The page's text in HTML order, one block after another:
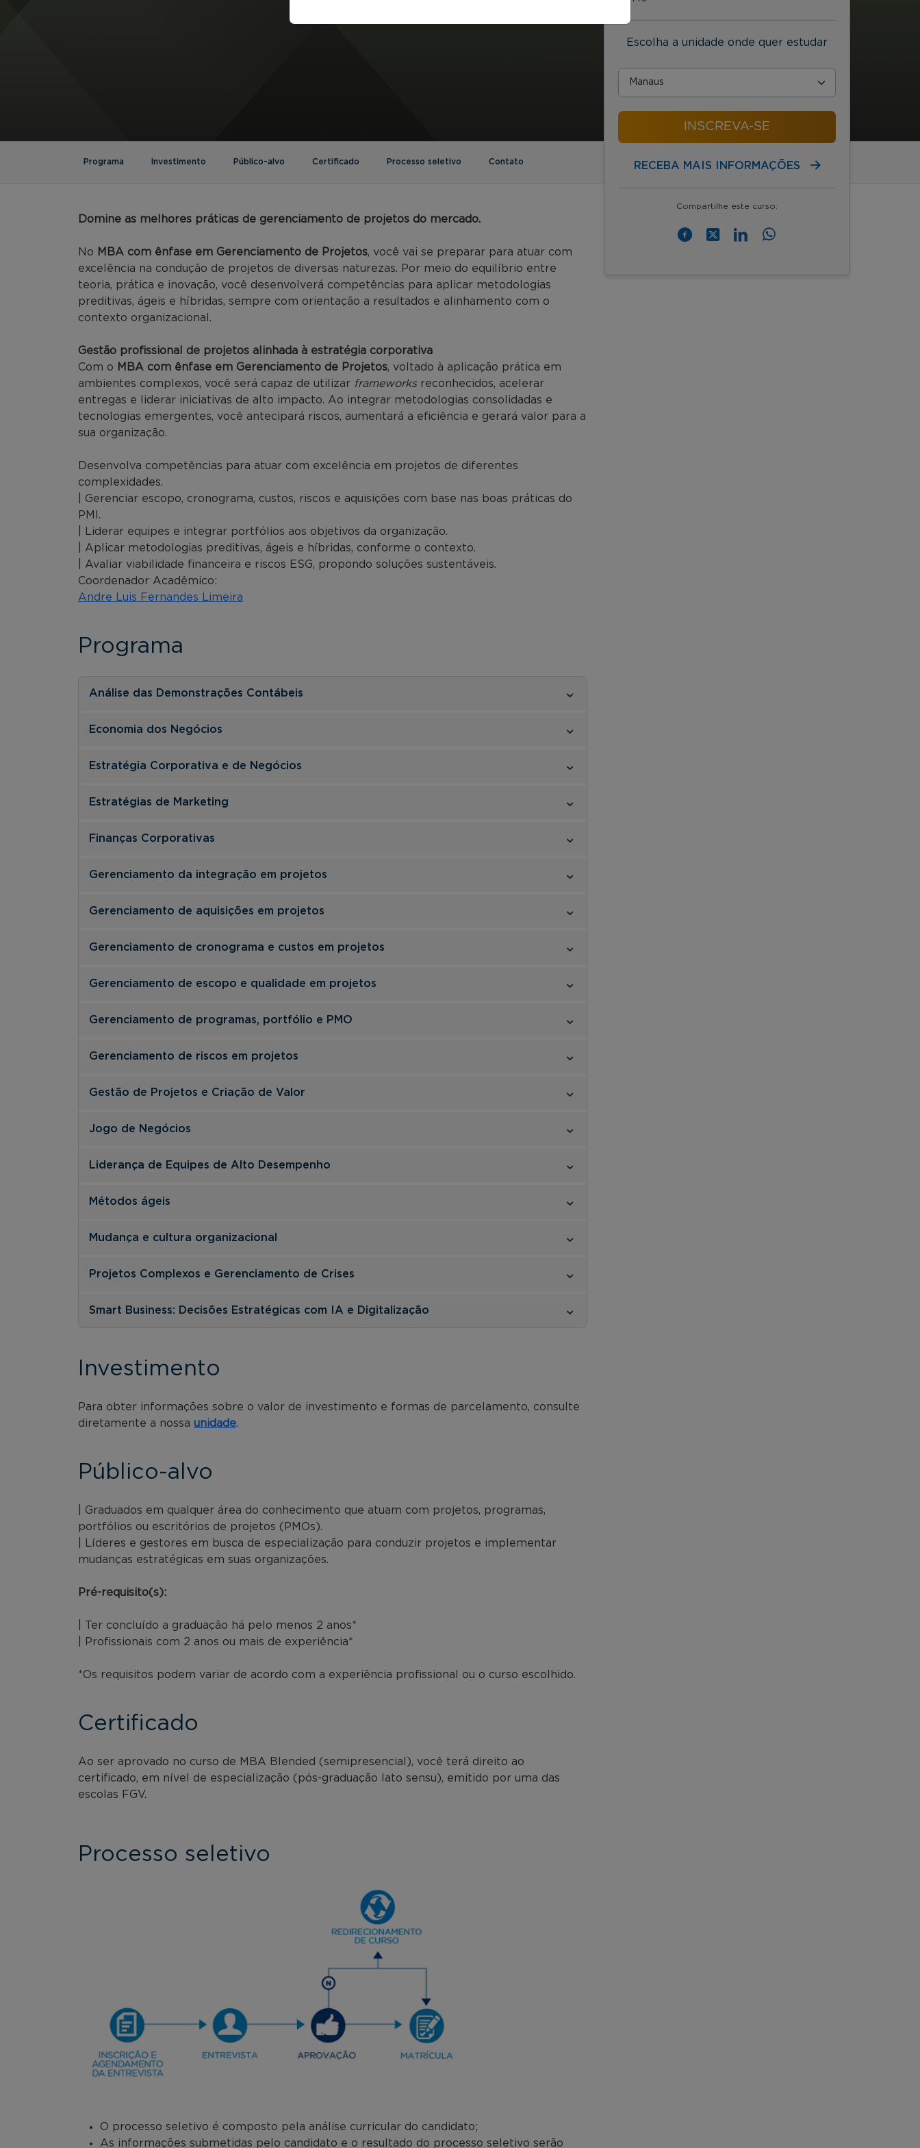
Escolha a unidade onde quer estudar
INSCREVA-SE
RECEBA MAIS INFORMAÇÕES
Compartilhe este curso:
Programa Investimento Público-alvo Certificado Processo seletivo Contato
Domine as melhores práticas de gerenciamento de projetos do mercado.
No MBA com ênfase em Gerenciamento de Projetos, você vai se preparar para atuar com
excelência na condução de projetos de diversas naturezas. Por meio do equilíbrio entre
teoria, prática e inovação, você desenvolverá competências para aplicar metodologias
preditivas, ágeis e híbridas, sempre com orientação a resultados e alinhamento com o
contexto organizacional.
Gestão profissional de projetos alinhada à estratégia corporativa
Com o MBA com ênfase em Gerenciamento de Projetos, voltado à aplicação prática em
ambientes complexos, você será capaz de utilizar frameworksreconhecidos, acelerar
entregas e liderar iniciativas de alto impacto. Ao integrar metodologias consolidadas e
tecnologias emergentes, você antecipará riscos, aumentará a eficiência e gerará valor para a
sua organização.
Desenvolva competências para atuar com excelência em projetos de diferentes
complexidades.
| Gerenciar escopo, cronograma, custos, riscos e aquisições com base nas boas práticas do
PMI.
| Liderar equipes e integrar portfólios aos objetivos da organização.
| Aplicar metodologias preditivas, ágeis e híbridas, conforme o contexto.
| Avaliar viabilidade financeira e riscos ESG, propondo soluções sustentáveis.
Coordenador Acadêmico:
Andre Luis Fernandes Limeira
Programa
Análise das Demonstrações Contábeis
Economia dos Negócios
Estratégia Corporativa e de Negócios
Estratégias de Marketing
Finanças Corporativas
Gerenciamento da integração em projetos
Gerenciamento de aquisições em projetos
Gerenciamento de cronograma e custos em projetos
Gerenciamento de escopo e qualidade em projetos
Gerenciamento de programas, portfólio e PMO
Gerenciamento de riscos em projetos
Gestão de Projetos e Criação de Valor
Jogo de Negócios
Liderança de Equipes de Alto Desempenho
Métodos ágeis
Mudança e cultura organizacional
Projetos Complexos e Gerenciamento de Crises
Smart Business: Decisões Estratégicas com IA e Digitalização
Investimento
Para obter informações sobre o valor de investimento e formas de parcelamento, consulte
diretamente a nossa unidade.
Público-alvo
| Graduados em qualquer área do conhecimento que atuam com projetos, programas,
portfólios ou escritórios de projetos (PMOs).
| Líderes e gestores em busca de especialização para conduzir projetos e implementar
mudanças estratégicas em suas organizações.
Pré-requisito(s):
| Ter concluído a graduação há pelo menos 2 anos*
| Profissionais com 2 anos ou mais de experiência*
*Os requisitos podem variar de acordo com a experiência profissional ou o curso escolhido.
Certificado
Ao ser aprovado no curso de MBA Blended (semipresencial), você terá direito ao
certificado, em nível de especialização (pós-graduação lato sensu), emitido por uma das
escolas FGV.
Processo seletivo
O processo seletivo é composto pela análise curricular do candidato;
As informações submetidas pelo candidato e o resultado do processo seletivo serão